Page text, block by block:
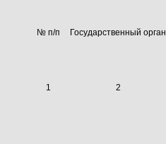
№ п/п Государственный орган
1 2